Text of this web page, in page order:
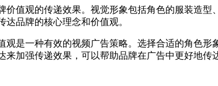
价值观的传递效果。视觉形象包括角色的服装造
品牌的核心理念和价值观。
观是一种有效的视频广告策略。选择合适的角色
来加强传递效果，可以帮助品牌在广告中更好地